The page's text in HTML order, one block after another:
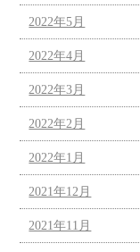
2022年5月
2022年4月
2022年3月
2022年2月
2022年1月
2021年12月
2021年11月